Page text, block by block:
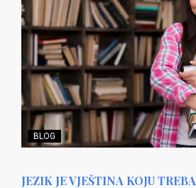
BLOG
JEZIK JE VJEŠTINA KOJU